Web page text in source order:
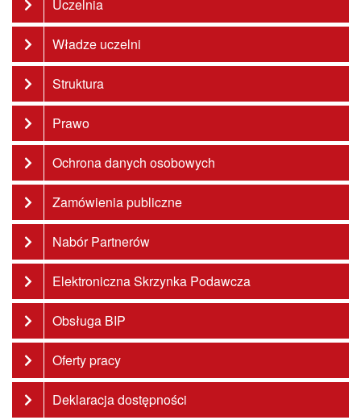
Uczelnia
Władze uczelni
Struktura
Prawo
Ochrona danych osobowych
Zamówienia publiczne
Nabór Partnerów
Elektroniczna Skrzynka Podawcza
Obsługa BIP
Oferty pracy
Deklaracja dostępności